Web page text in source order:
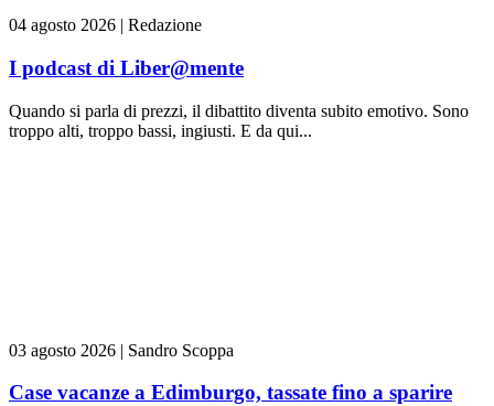
04 agosto 2026 | Redazione
I podcast di Liber@mente
Quando si parla di prezzi, il dibattito diventa subito emotivo. Sono
troppo alti, troppo bassi, ingiusti. E da qui...
03 agosto 2026 | Sandro Scoppa
Case vacanze a Edimburgo, tassate fino a sparire